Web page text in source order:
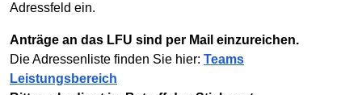
Adressfeld ein.
Anträge an das LFU sind per Mail einzureichen.
Die Adressenliste finden Sie hier: Teams
Leistungsbereich